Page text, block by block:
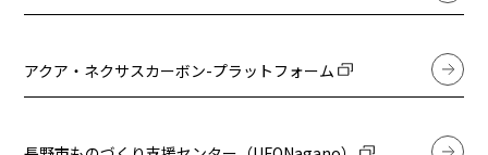
アクア・ネクサスカーボン-プラットフォーム